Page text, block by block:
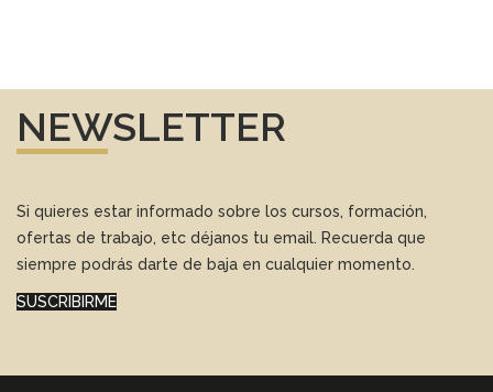
NEWSLETTER
Si quieres estar informado sobre los cursos, formación,
ofertas de trabajo, etc déjanos tu email. Recuerda que
siempre podrás darte de baja en cualquier momento.
SUSCRIBIRME